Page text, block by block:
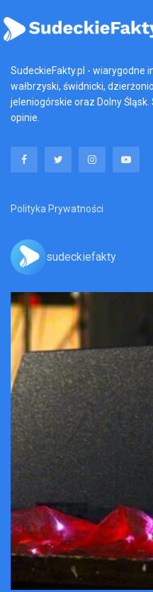
SudeckieFakty.pl - wiarygodne
wałbrzyski, świdnicki,
jeleniogórskie oraz Dolny
opinie.
Polityka Prywatności
sudeckiefakty